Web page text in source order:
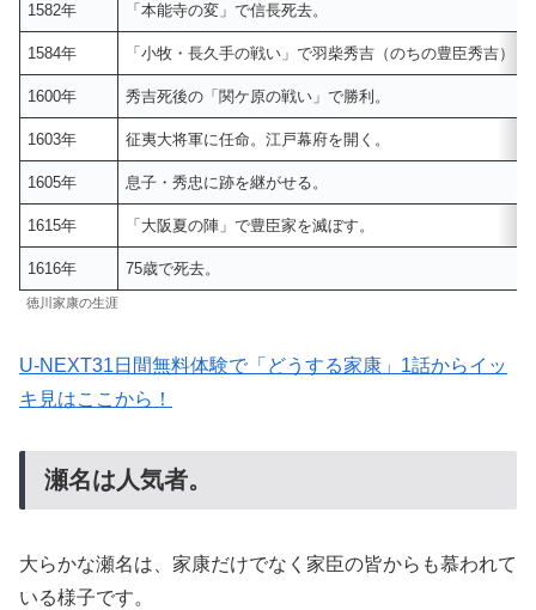
1582年 「本能寺の変」で信長死去。
1584年 「小牧・長久手の戦い」で羽柴秀吉（のちの豊臣秀吉）と
1600年 秀吉死後の「関ケ原の戦い」で勝利。
1603年 征夷大将軍に任命。江戸幕府を開く。
1605年 息子・秀忠に跡を継がせる。
1615年 「大阪夏の陣」で豊臣家を滅ぼす。
1616年 75歳で死去。
徳川家康の生涯
U-NEXT31日間無料体験で「どうする家康」1話からイッ
キ見はここから！
瀬名は人気者。
大らかな瀬名は、家康だけでなく家臣の皆からも慕われて
いる様子です。